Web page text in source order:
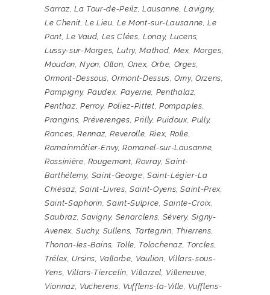
Sarraz,La Tour-de-Peilz, Lausanne,Lavigny,
Le Chenit,Le Lieu,Le Mont-sur-Lausanne,Le
Pont, Le Vaud, Les Clées, Lonay, Lucens,
Lussy-sur-Morges, Lutry,Mathod, Mex, Morges,
Moudon,Nyon,Ollon, Onex, Orbe, Orges,
Ormont-Dessous,Ormont-Dessus,Orny,Orzens,
Pampigny, Paudex, Payerne, Penthalaz,
Penthaz, Perroy,Poliez-Pittet, Pompaples,
Prangins, Préverenges, Prilly,Puidoux,Pully,
Rances,Rennaz,Reverolle, Riex, Rolle,
Romainmôtier-Envy,Romanel-sur-Lausanne,
Rossinière, Rougemont, Rovray,Saint-
Barthélemy, Saint-George, Saint-Légier-La
Chiésaz, Saint-Livres, Saint-Oyens,Saint-Prex,
Saint-Saphorin,Saint-Sulpice,Sainte-Croix,
Saubraz, Savigny, Senarclens, Sévery, Signy-
Avenex,Suchy, Sullens, Tartegnin, Thierrens,
Thonon-les-Bains, Tolle, Tolochenaz, Torcles,
Trélex, Ursins, Vallorbe, Vaulion, Villars-sous-
Yens, Villars-Tiercelin, Villarzel, Villeneuve,
Vionnaz, Vucherens, Vufflens-la-Ville, Vufflens-